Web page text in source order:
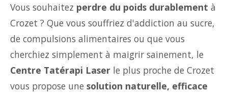
Vous souhaitez perdre du poids durablement à
Crozet ? Que vous souffriez d'addiction au sucre,
de compulsions alimentaires ou que vous
cherchiez simplement à maigrir sainement, le
Centre Tatérapi Laser le plus proche de Crozet
vous propose une solution naturelle, efficace